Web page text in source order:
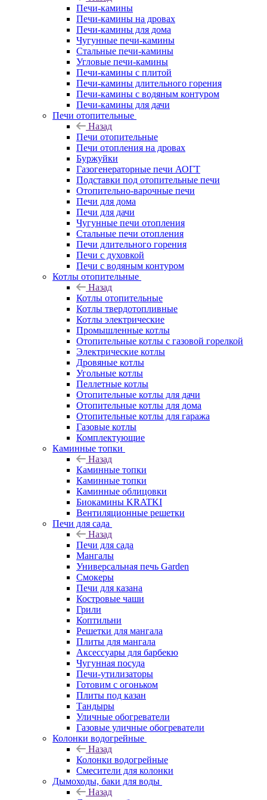
Печи-камины
Печи-камины на дровах
Печи-камины для дома
Чугунные печи-камины
Стальные печи-камины
Угловые печи-камины
Печи-камины с плитой
Печи-камины длительного горения
Печи-камины с водяным контуром
Печи-камины для дачи
Печи отопительные
Назад
Печи отопительные
Печи отопления на дровах
Буржуйки
Газогенераторные печи АОГТ
Подставки под отопительные печи
Отопительно-варочные печи
Печи для дома
Печи для дачи
Чугунные печи отопления
Стальные печи отопления
Печи длительного горения
Печи с духовкой
Печи с водяным контуром
Котлы отопительные
Назад
Котлы отопительные
Котлы твердотопливные
Котлы электрические
Промышленные котлы
Отопительные котлы с газовой горелкой
Электрические котлы
Дровяные котлы
Угольные котлы
Пеллетные котлы
Отопительные котлы для дачи
Отопительные котлы для дома
Отопительные котлы для гаража
Газовые котлы
Комплектующие
Каминные топки
Назад
Каминные топки
Каминные топки
Каминные облицовки
Биокамины KRATKI
Вентиляционные решетки
Печи для сада
Назад
Печи для сада
Мангалы
Универсальная печь Garden
Смокеры
Печи для казана
Костровые чаши
Грили
Коптильни
Решетки для мангала
Плиты для мангала
Аксессуары для барбекю
Чугунная посуда
Печи-утилизаторы
Готовим с огоньком
Плиты под казан
Тандыры
Уличные обогреватели
Газовые уличные обогреватели
Колонки водогрейные
Назад
Колонки водогрейные
Смесители для колонки
Дымоходы, баки для воды
Назад